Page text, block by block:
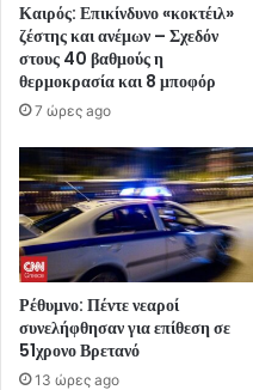
Καιρός: Επικίνδυνο «κοκτέιλ»
ζέστης και ανέμων – Σχεδόν
στους 40 βαθμούς η
θερμοκρασία και 8 μποφόρ
7 ώρες ago
Ρέθυμνο: Πέντε νεαροί
συνελήφθησαν για επίθεση σε
51χρονο Βρετανό
13 ώρες ago